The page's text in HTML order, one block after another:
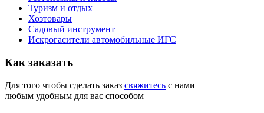
Туризм и отдых
Хозтовары
Садовый инструмент
Искрогасители автомобильные ИГС
Как заказать
Для того чтобы сделать заказ свяжитесь с нами
любым удобным для вас способом